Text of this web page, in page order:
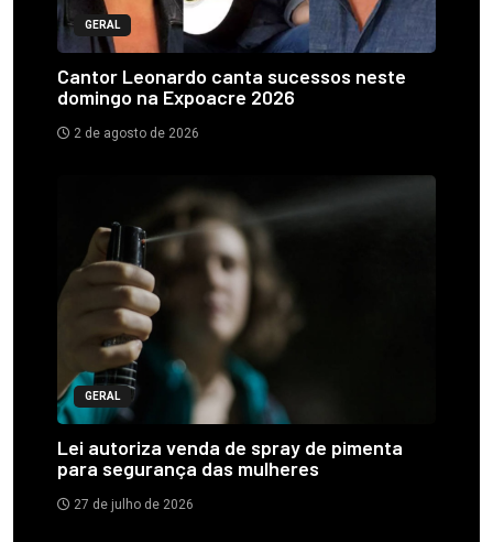
GERAL
Cantor Leonardo canta sucessos neste
domingo na Expoacre 2026
2 de agosto de 2026
GERAL
Lei autoriza venda de spray de pimenta
para segurança das mulheres
27 de julho de 2026